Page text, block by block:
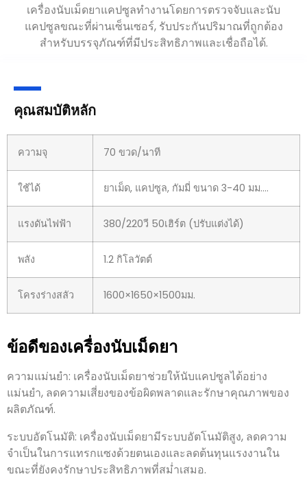
เครื่องนับเม็ดยาแคปซูลทำงานโดยการตรวจจับและนับ
แคปซูลขณะที่ผ่านเซ็นเซอร์, รับประกันปริมาณที่ถูกต้อง
สำหรับบรรจุภัณฑ์ที่มีประสิทธิภาพและเชื่อถือได้.
คุณสมบัติหลัก
ความจุ 70 ขวด/นาที
ใช้ได้ ยาเม็ด, แคปซูล, กัมมี่ ขนาด 3-40 มม.…
แรงดันไฟฟ้า 380/220วี 50เฮิร์ต (ปรับแต่งได้)
พลัง 1.2 กิโลวัตต์
โครงร่างสลัว 1600×1650×1500มม.
ข้อดีของเครื่องนับเม็ดยา
ความแม่นยำ: เครื่องนับเม็ดยาช่วยให้นับแคปซูลได้อย่าง
แม่นยำ, ลดความเสี่ยงของข้อผิดพลาดและรักษาคุณภาพของ
ผลิตภัณฑ์.
ระบบอัตโนมัติ: เครื่องนับเม็ดยามีระบบอัตโนมัติสูง, ลดความ
จำเป็นในการแทรกแซงด้วยตนเองและลดต้นทุนแรงงานใน
ขณะที่ยังคงรักษาประสิทธิภาพที่สม่ำเสมอ.